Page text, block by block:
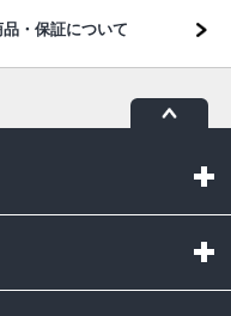
品・保証について